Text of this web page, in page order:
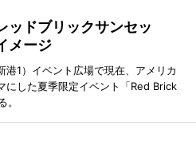
ッドブリックサンセッ
メージ
1）イベント広場で現在、アメリカ
にした夏季限定イベント「Red Brick